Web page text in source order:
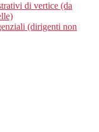
di vertice (da
(dirigenti non